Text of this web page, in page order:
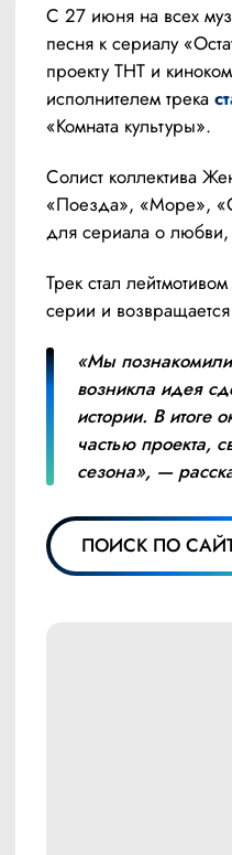
С 27 июня на всех
песня к сериалу
проекту ТНТ и
исполнителем трека
«Комната культуры».
Солист коллектива
«Поезда», «Море»,
для сериала о любви,
Трек стал
серии и
«Мы
возникла идея
истории. В итоге
частью проекта,
сезона», —
ПОИСК ПО